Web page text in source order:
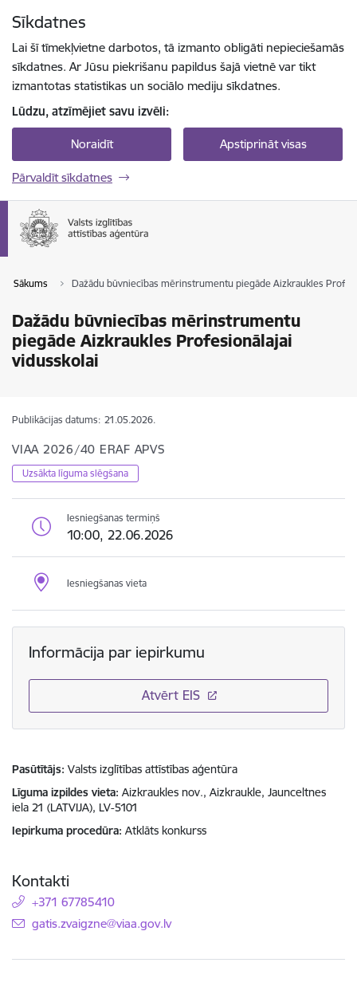
Sīkdatnes
Lai šī tīmekļvietne darbotos, tā izmanto obligāti nepieciešamās
sīkdatnes. Ar Jūsu piekrišanu papildus šajā vietnē var tikt
izmantotas statistikas un sociālo mediju sīkdatnes.
Lūdzu, atzīmējiet savu izvēli:
Noraidīt Apstiprināt visas
Pārvaldīt sīkdatnes
Sākums Dažādu būvniecības mērinstrumentu piegāde Aizkraukles
Dažādu būvniecības mērinstrumentu
piegāde Aizkraukles Profesionālajai
vidusskolai
Publikācijas datums: 21.05.2026.
VIAA 2026/40 ERAF APVS
Uzsākta līguma slēgšana
Iesniegšanas termiņš
10:00, 22.06.2026
Iesniegšanas vieta
Informācija par iepirkumu
Atvērt EIS
Pasūtītājs Valsts izglītības attīstības aģentūra
Līguma izpildes vieta Aizkraukles nov., Aizkraukle, Jaunceltnes
iela 21 (LATVIJA), LV-5101
Iepirkuma procedūra Atklāts konkurss
Kontakti
+371 67785410
E-pasts:
gatis.zvaigzne@viaa.gov.lv